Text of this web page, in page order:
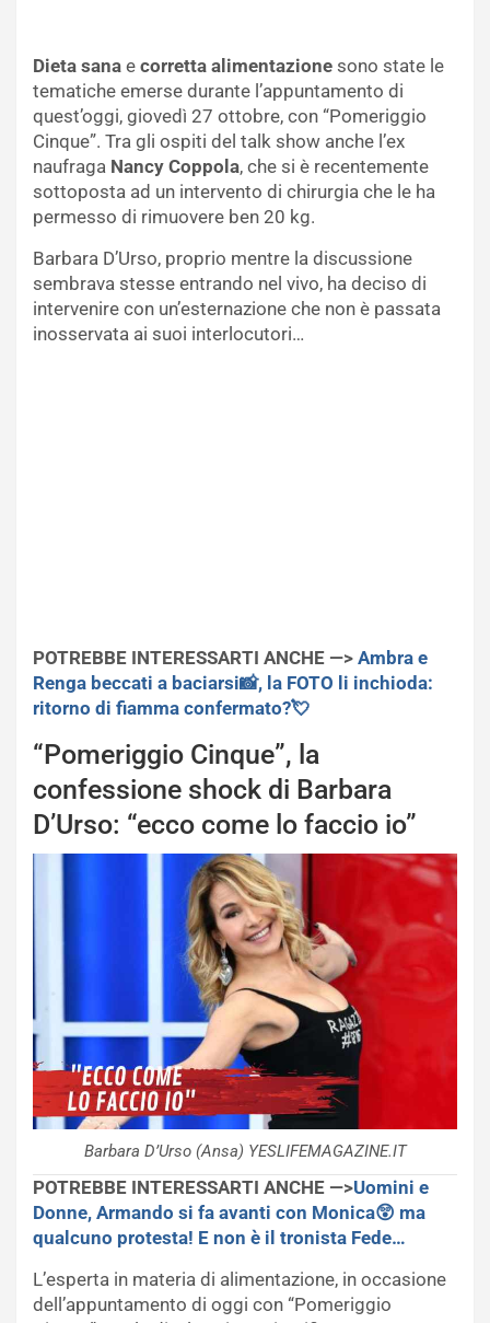
Dieta sana e corretta alimentazione sono state le
tematiche emerse durante l’appuntamento di
quest’oggi, giovedì 27 ottobre, con “Pomeriggio
Cinque”. Tra gli ospiti del talk show anche l’ex
naufraga Nancy Coppola, che si è recentemente
sottoposta ad un intervento di chirurgia che le ha
permesso di rimuovere ben 20 kg.
Barbara D’Urso, proprio mentre la discussione
sembrava stesse entrando nel vivo, ha deciso di
intervenire con un’esternazione che non è passata
inosservata ai suoi interlocutori…
POTREBBE INTERESSARTI ANCHE —> Ambra e
Renga beccati a baciarsi📸, la FOTO li inchioda:
ritorno di fiamma confermato?💘
“Pomeriggio Cinque”, la
confessione shock di Barbara
D’Urso: “ecco come lo faccio io”
Barbara D’Urso (Ansa) YESLIFEMAGAZINE.IT
POTREBBE INTERESSARTI ANCHE —>Uomini e
Donne, Armando si fa avanti con Monica😲 ma
qualcuno protesta! E non è il tronista Fede…
L’esperta in materia di alimentazione, in occasione
dell’appuntamento di oggi con “Pomeriggio